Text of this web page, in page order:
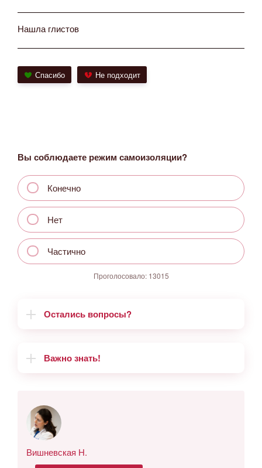
Нашла глистов
Спасибо Не подходит
Вы соблюдаете режим самоизоляции?
Конечно
Нет
Частично
Проголосовало: 13015
Остались вопросы?
Важно знать!
Вишневская Н.